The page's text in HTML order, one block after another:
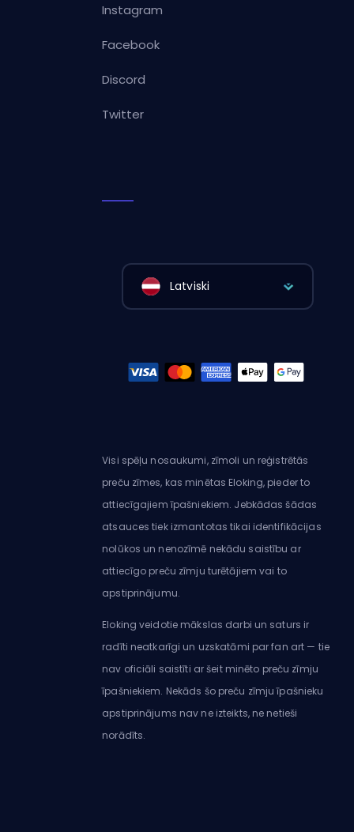
Instagram
Facebook
Discord
Twitter
Latviski
Visi spēļu nosaukumi, zīmoli un reģistrētās
preču zīmes, kas minētas Eloking, pieder to
attiecīgajiem īpašniekiem. Jebkādas šādas
atsauces tiek izmantotas tikai identifikācijas
nolūkos un nenozīmē nekādu saistību ar
attiecīgo preču zīmju turētājiem vai to
apstiprinājumu.
Eloking veidotie mākslas darbi un saturs ir
radīti neatkarīgi un uzskatāmi par fan art — tie
nav oficiāli saistīti ar šeit minēto preču zīmju
īpašniekiem. Nekāds šo preču zīmju īpašnieku
apstiprinājums nav ne izteikts, ne netieši
norādīts.